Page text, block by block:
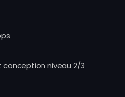
conception niveau 2/3